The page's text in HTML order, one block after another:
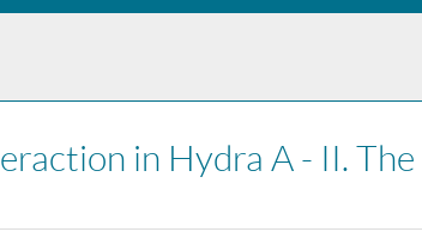
in Hydra A - II. The